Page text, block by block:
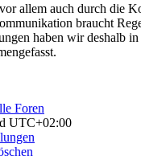
allem auch durch die
braucht
haben wir deshalb
Foren
UTC+02:00